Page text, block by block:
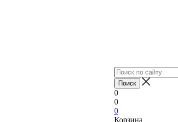
0
0
0
Корзина